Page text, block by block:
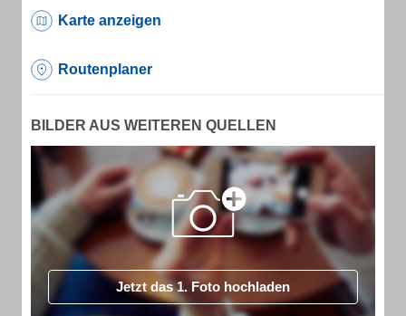
Karte anzeigen
Routenplaner
BILDER AUS WEITEREN QUELLEN
Jetzt das 1. Foto hochladen